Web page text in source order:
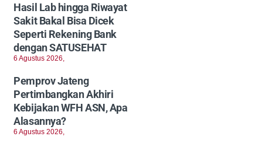
Hasil Lab hingga Riwayat
Sakit Bakal Bisa Dicek
Seperti Rekening Bank
dengan SATUSEHAT
6 Agustus 2026,
Pemprov Jateng
Pertimbangkan Akhiri
Kebijakan WFH ASN, Apa
Alasannya?
6 Agustus 2026,